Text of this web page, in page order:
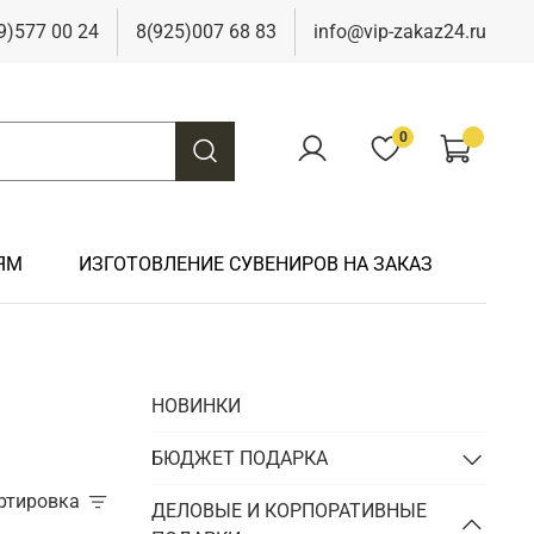
00 24 8(925)007 68 83 info@vip-zakaz24.ru
0
Подарки на юбилей
Подарки химику
Подарки чиновнику/госслужащему
электрику
Подарки к Пасхе
Подарки рыбаку
ИЗГОТОВЛЕНИЕ СУВЕНИРОВ НА ЗАКАЗ
НОВИНКИ
БЮДЖЕТ ПОДАРКА
ДЕЛОВЫЕ И КОРПОРАТИВНЫЕ